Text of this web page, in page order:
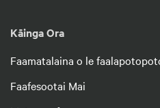
Kāinga Ora
Faamatalaina o le
Faafesootai Mai